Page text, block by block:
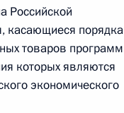
карантина
Российской
касающиеся порядка
товаров программ
которых являются
экономического